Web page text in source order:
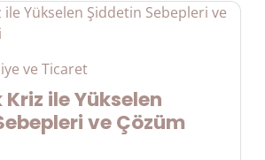
ve Ticaret
ile Yükselen
ve Çözüm